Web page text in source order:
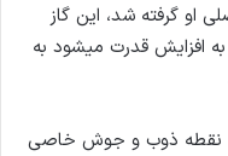
او گرفته شد، این گاز
افزایش قدرت می­شود به
نقطه ذوب و جوش خاصی